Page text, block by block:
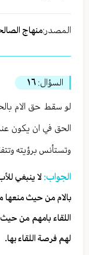
المصدر:منهاج
السؤال: ١٦
لو سقط حق الام
الحق في ان يكون
وتستأنس برؤيته
الجواب: لا ينبغي
بالام من حيث منعها
اللقاء بامهم من حيث
لهم فرصة اللقاء بها.